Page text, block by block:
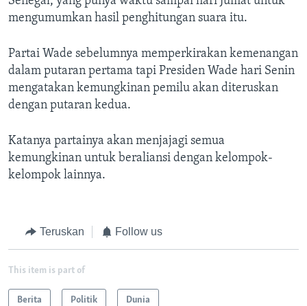
mengumumkan hasil penghitungan suara itu.
Partai Wade sebelumnya memperkirakan kemenangan
dalam putaran pertama tapi Presiden Wade hari Senin
mengatakan kemungkinan pemilu akan diteruskan
dengan putaran kedua.
Katanya partainya akan menjajagi semua
kemungkinan untuk beraliansi dengan kelompok-
kelompok lainnya.
Teruskan Follow us
This item is part of
Berita Politik Dunia